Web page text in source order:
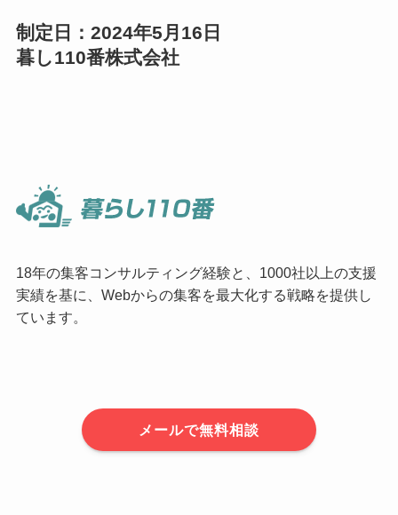
制定日：2024年5月16日
暮し110番株式会社
18年の集客コンサルティング経験と、1000社以上の支援
実績を基に、Webからの集客を最大化する戦略を提供し
ています。
メールで無料相談